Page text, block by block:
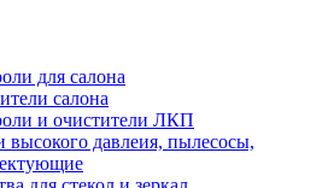
для салона
салона
и очистители ЛКП
давлеия, пылесосы,